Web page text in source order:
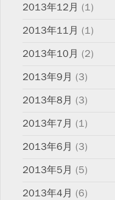
2013年12月 (1)
2013年11月 (1)
2013年10月 (2)
2013年9月 (3)
2013年8月 (3)
2013年7月 (1)
2013年6月 (3)
2013年5月 (5)
2013年4月 (6)